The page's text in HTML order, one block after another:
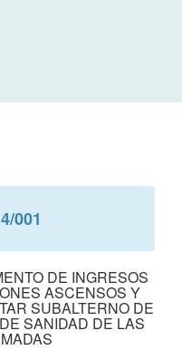
001
DE INGRESOS
ASCENSOS Y
SUBALTERNO DE
SANIDAD DE LAS